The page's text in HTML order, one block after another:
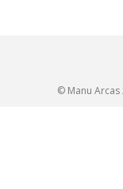
© Manu